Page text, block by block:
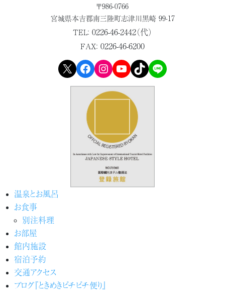
〒986-0766
宮城県本吉郡南三陸町志津川黒崎 99-17
TEL： 0226-46-2442（代）
FAX： 0226-46-6200
X Facebook Instagram YouTube TikTok LINE
温泉とお風呂
お食事
別注料理
お部屋
館内施設
宿泊予約
交通アクセス
ブログ『ときめきピチピチ便り』